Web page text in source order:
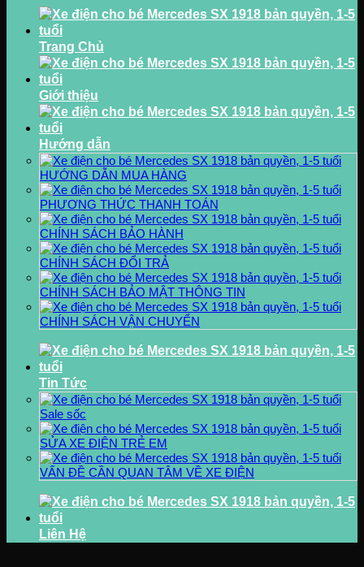
Trang Chủ
Giới thiệu
Hướng dẫn
HƯỚNG DẪN MUA HÀNG
PHƯƠNG THỨC THANH TOÁN
CHÍNH SÁCH BẢO HÀNH
CHÍNH SÁCH ĐỔI TRẢ
CHÍNH SÁCH BẢO MẬT THÔNG TIN
CHÍNH SÁCH VẬN CHUYỂN
Tin Tức
Sale sốc
SỬA XE ĐIỆN TRẺ EM
VẤN ĐỀ CẦN QUAN TÂM VỀ XE ĐIỆN
Liên Hệ